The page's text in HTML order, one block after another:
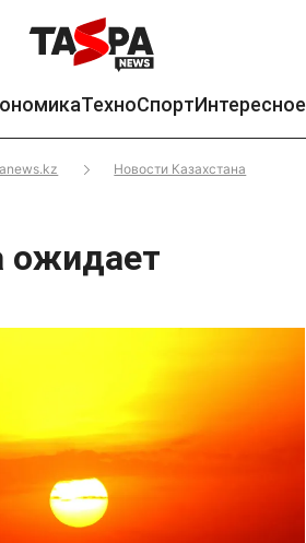
ТехноСпортИнтересное
Новости Казахстана
ожидает